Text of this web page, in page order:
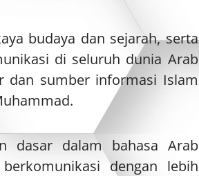
budaya dan sejarah, serta
di seluruh dunia Arab
dan sumber informasi Islam
dasar dalam bahasa Arab
dengan lebih